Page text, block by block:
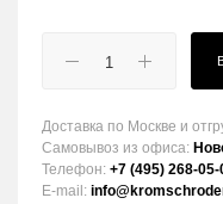
Доставка по Москве и
Самовывоз из офиса:
Телефон: +7 (495) 268-05-
E-mail: